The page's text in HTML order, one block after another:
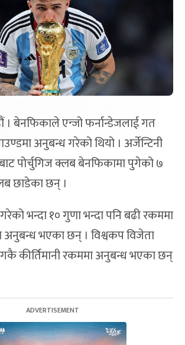
। बेनफिकाले एन्जो फर्नान्डेजलाई गत
अनुबन्ध गरेको थियो । अर्जेन्टिनी
पोर्चुगिज क्लब बेनफिकामा पुगेको ७
छाडेका छन् ।
भन्दा १० गुणा भन्दा पनि बढी रकममा
भएका छन् । विश्वकप विजेता
कीर्तिमानी रकममा अनुबन्ध भएका छन्